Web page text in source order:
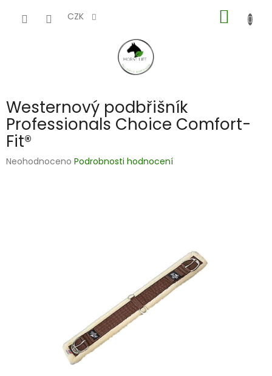
CZK
KOŠÍK
Westernový podbřišník
Professionals Choice Comfort-
Fit®
Průměrné
Neohodnoceno Podrobnosti hodnocení